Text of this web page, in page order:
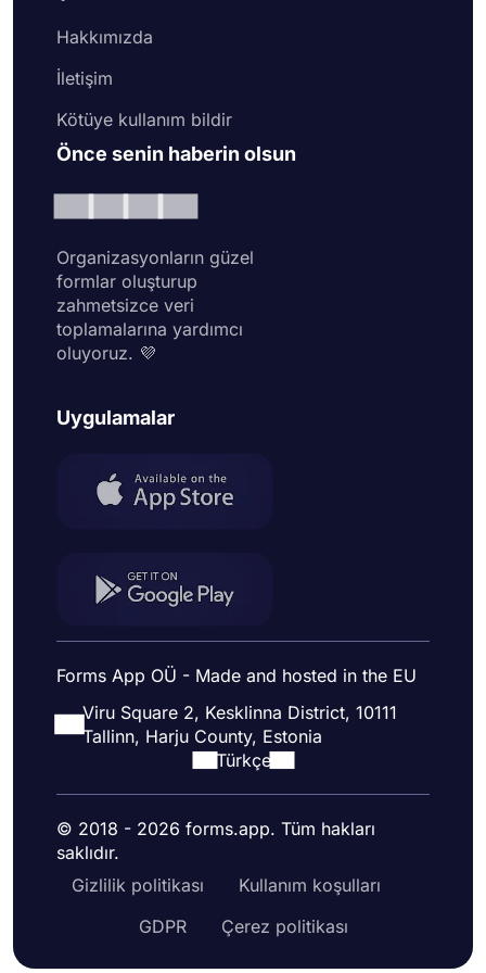
Hakkımızda
İletişim
Kötüye kullanım bildir
Önce senin haberin olsun
Organizasyonların güzel
formlar oluşturup
zahmetsizce veri
toplamalarına yardımcı
oluyoruz. 💜
Uygulamalar
Forms App OÜ - Made and hosted in the EU
Viru Square 2, Kesklinna District, 10111
Tallinn, Harju County, Estonia
Türkçe
© 2018 - 2026 forms.app. Tüm hakları
saklıdır.
Gizlilik politikası
Kullanım koşulları
GDPR
Çerez politikası